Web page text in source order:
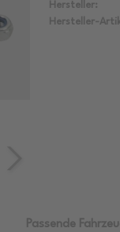
Hersteller:
Hersteller-
Passende